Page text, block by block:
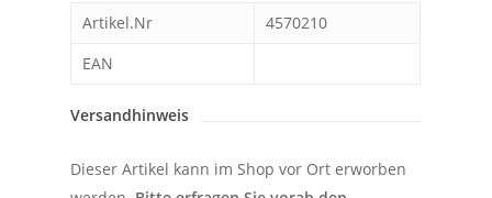
Artikel.Nr
4570210
EAN
Versandhinweis
Dieser Artikel kann im Shop vor Ort erworben